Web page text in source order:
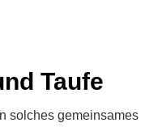
Taufe
solches gemeinsames